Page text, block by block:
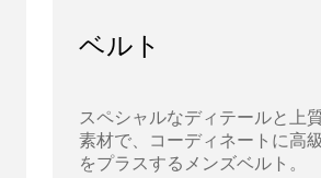
ベルト
スペシャルなディテールと上
素材で、コーディネートに高
をプラスするメンズベルト。